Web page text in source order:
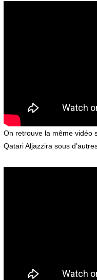
On retrouve la même vidéo
Qatari Aljazzira sous